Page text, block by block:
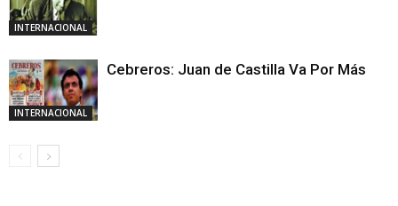
INTERNACIONAL
INTERNACIONAL
Cebreros: Juan de Castilla Va Por Más